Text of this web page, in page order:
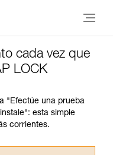
cada vez que
LOCK
"Efectúe una prueba
esta simple
corrientes.